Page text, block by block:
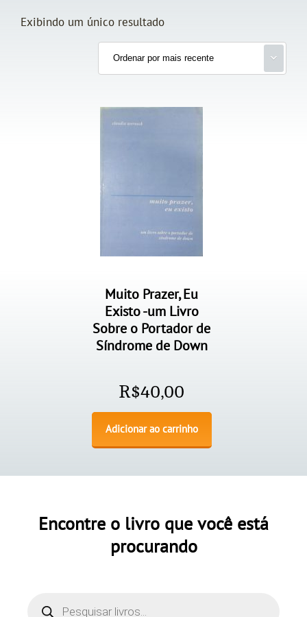
Exibindo um único resultado
Muito Prazer, Eu
Existo -um Livro
Sobre o Portador de
Síndrome de Down
R$40,00
Adicionar ao carrinho
Encontre o livro que você está
procurando